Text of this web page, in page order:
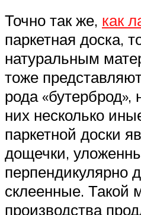
Точно так же, как
паркетная доска,
натуральным
тоже
рода
них несколько
паркетной доски
дощечки,
перпендикулярно
склеенные. Такой
производства